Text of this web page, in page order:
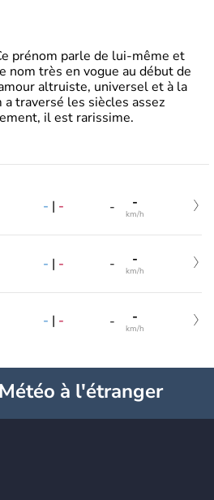
prénom parle de lui-même et
nom très en vogue au début de
altruiste, universel et à la
a traversé les siècles assez
il est rarissime.
- | - - -
km/h
- | - - -
km/h
- | - - -
km/h
à l'étranger